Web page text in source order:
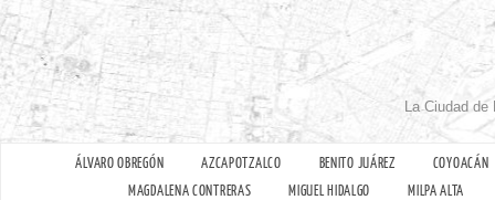
La Ciudad
ÁLVARO OBREGÓN AZCAPOTZALCO BENITO JUÁREZ
COYOACÁN
MAGDALENA CONTRERAS
MIGUEL HIDALGO MILPA ALTA